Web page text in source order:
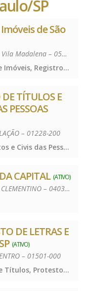
SP
de São
Rua Inácio Pereira da Rocha, 142 – Vila Madalena – 05432-010
Registro de Imóveis, Registro de Imóveis, Registro de Imóveis
DE TÍTULOS E
PESSOAS
– 01228-200
Registro de Títulos e Documentos e Civis das Pessoas Jurídicas, Registro de Títulos e Documentos e Civis das Pessoas Jurídicas, Registro de Títulos e Documentos e Civis das Pessoas Jurídicas
CAPITAL (ATIVO)
RUA PEDRO DE TOLEDO, 214 – VILA CLEMENTINO – 04039-030
DE LETRAS E
(ATIVO)
– 01501-000
Protesto de Títulos, Protesto de Títulos, Protesto de Títulos